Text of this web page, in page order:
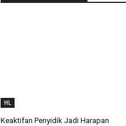
HL
Keaktifan Penyidik Jadi Harapan